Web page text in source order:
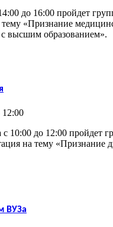
до 16:00 пройдет
тему «Признание
с высшим образованием».
12:00
с 10:00 до 12:00 пройдет
на тему «Признание
ВУЗа